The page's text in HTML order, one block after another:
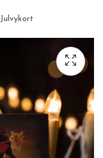
Julvykort